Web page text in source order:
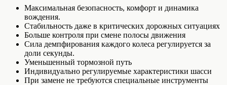
Максимальная безопасность, комфорт и динамика
вождения.
Стабильность даже в критических дорожных ситуациях
Больше контроля при смене полосы движения
Сила демпфирования каждого колеса регулируется за
доли секунды.
Уменьшенный тормозной путь
Индивидуально регулируемые характеристики шасси
При замене не требуются специальные инструменты